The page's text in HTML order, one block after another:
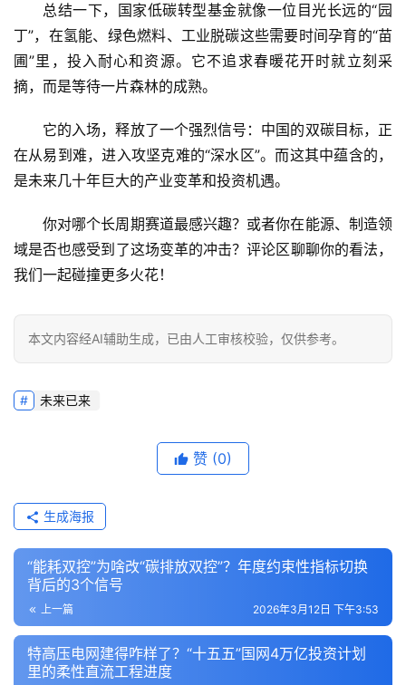
总结一下， 国家低碳转型基金就像一位目光长远的“园
丁”，在氢能、绿色燃料、工业脱碳这些需要时间孕育的“苗
圃”里，投入耐心和资源。它不追求春暖花开时就立刻采
摘，而是等待一片森林的成熟。
它的入场，释放了一个强烈信号： 中国的双碳目标，正
在从易到难，进入攻坚克难的“深水区”。而这其中蕴含的，
是未来几十年巨大的产业变革和投资机遇。
你对哪个长周期赛道最感兴趣？或者你在能源、制造领
域是否也感受到了这场变革的冲击？评论区聊聊你的看法，
我们一起碰撞更多火花！
本文内容经AI辅助生成，已由人工审核校验，仅供参考。
未来已来
赞 (0)
生成海报
“能耗双控”为啥改“碳排放双控”？年度约束性指标切换
背后的3个信号
上一篇 2026年3月12日 下午3:53
特高压电网建得咋样了？“十五五”国网4万亿投资计划
里的柔性直流工程进度